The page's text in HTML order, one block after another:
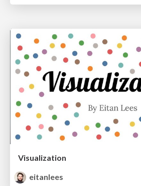
Visualization
eitanlees